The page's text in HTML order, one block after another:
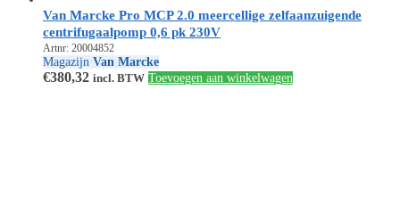
Van Marcke Pro MCP 2.0 meercellige zelfaanzuigende
centrifugaalpomp 0,6 pk 230V
Artnr: 20004852
Magazijn Van Marcke
€380,32 incl. BTW Toevoegen aan winkelwagen